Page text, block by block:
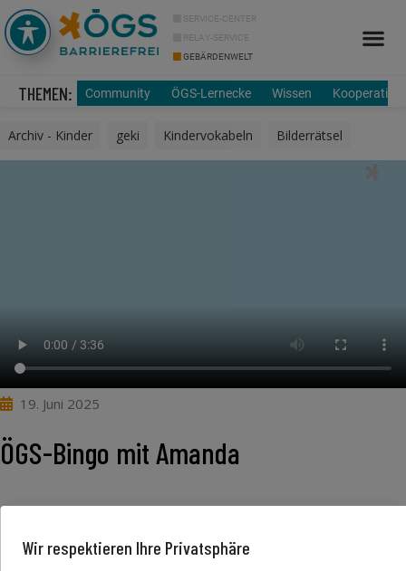
SERVICE-CENTER
RELAY-SERVICE
GEBÄRDENWELT
THEMEN: Community ÖGS-Lernecke Wissen
Archiv - Kinder geki Kindervokabeln Bilderrätsel
19. Juni 2025
ÖGS-Bingo mit Amanda
Im Bereich“Vokabeln & mehr”auf GeKi gibt es ein
Wir respektieren Ihre Privatsphäre